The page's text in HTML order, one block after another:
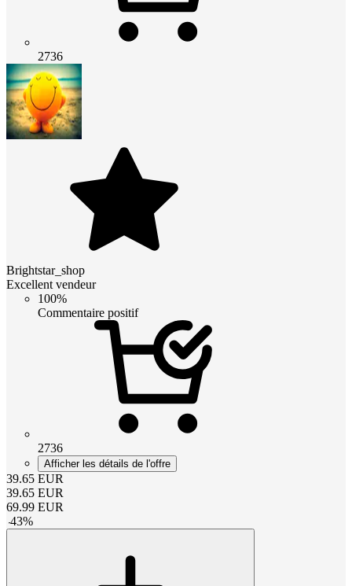
2736
Brightstar_shop
Excellent vendeur
100%
Commentaire positif
2736
Afficher les détails de l'offre
39.65 EUR
39.65 EUR
69.99 EUR
-43%